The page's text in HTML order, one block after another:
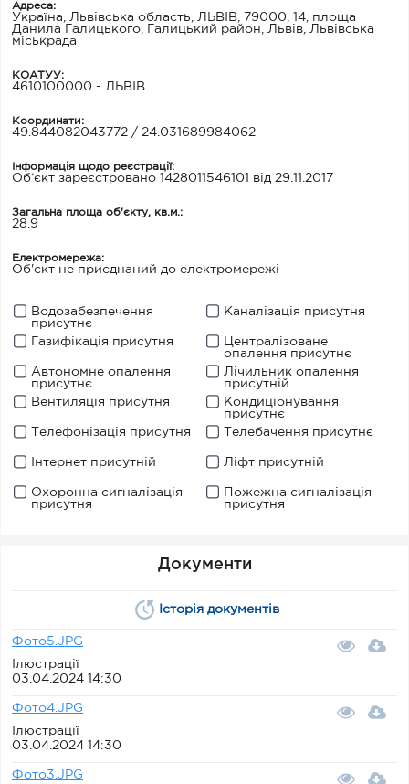
Адреса:
Україна, Львівська область, ЛЬВІВ, 79000, 14, площа
Данила Галицького, Галицький район, Львів, Львівська
міськрада
КОАТУУ:
4610100000 - ЛЬВІВ
Координати:
49.844082043772 / 24.031689984062
Інформація щодо реєстрації:
Об’єкт зареєстровано 1428011546101 від 29.11.2017
Загальна площа об'єкту, кв.м.:
28.9
Електромережа:
Об'єкт не приєднаний до електромережі
Водозабезпечення
присутнє
Каналізація присутня
Газифікація присутня
Централізоване
опалення присутнє
Автономне опалення
присутнє
Лічильник опалення
присутній
Вентиляція присутня
Кондиціонування
присутнє
Телефонізація присутня
Телебачення присутнє
Інтернет присутній Ліфт присутній
Охоронна сигналізація
присутня
Пожежна сигналізація
присутня
Документи
Історія документів
Фото5.JPG
Ілюстрації
03.04.2024 14:30
Фото4.JPG
Ілюстрації
03.04.2024 14:30
Фото3.JPG